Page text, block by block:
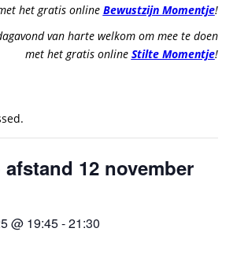
het gratis online Bewustzijn Momentje!
van harte welkom om mee te doen
met het gratis online Stilte Momentje!
12 november
@ 19:45-21:30